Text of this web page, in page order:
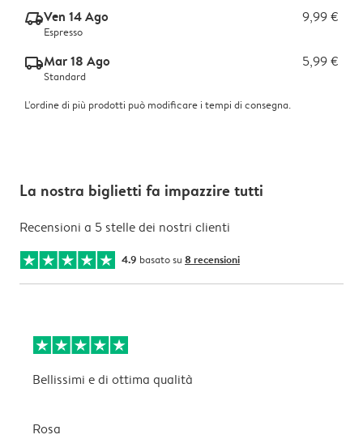
delivery_express_v2Ven 14 Ago 9,99 €
Espresso
delivery_standard_v2Mar 18 Ago 5,99 €
Standard
L'ordine di più prodotti può modificare i tempi di consegna.
La nostra biglietti fa impazzire tutti
Recensioni a 5 stelle dei nostri clienti
4.9 basato su 8 recensioni
Bellissimi e di ottima qualità
Rosa